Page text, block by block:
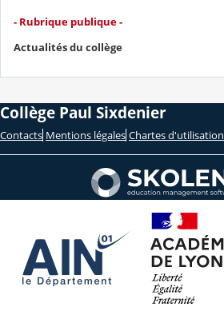
- Rubrique publique -
Actualités du collège
Collège Paul Sixdenier
Contacts Mentions légales Chartes d'utilisation